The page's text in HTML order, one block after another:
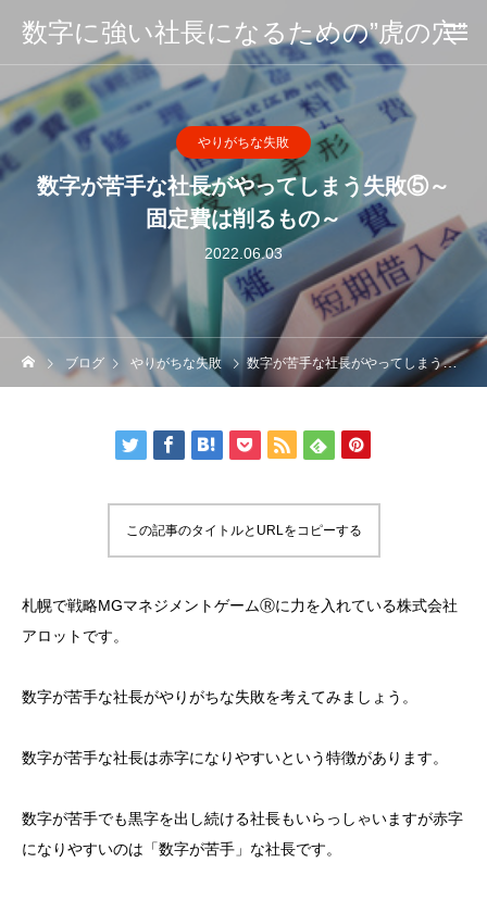
数字に強い社長になるための”虎の穴”
やりがちな失敗
数字が苦手な社長がやってしまう失敗⑤～
固定費は削るもの～
2022.06.03
ブログ やりがちな失敗 数字が苦手な社長がやってしまう失敗⑤～固定費は削るもの～
この記事のタイトルとURLをコピーする
札幌で戦略MGマネジメントゲームⓇに力を入れている株式会社
アロットです。
数字が苦手な社長がやりがちな失敗を考えてみましょう。
数字が苦手な社長は赤字になりやすいという特徴があります。
数字が苦手でも黒字を出し続ける社長もいらっしゃいますが赤字
になりやすいのは「数字が苦手」な社長です。